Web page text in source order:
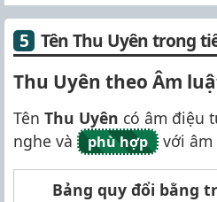
Tên Thu Uyên trong
Thu Uyên theo Âm
Tên Thu Uyên có âm điệu
nghe và
phù hợp với âm
Bảng quy đổi bằng